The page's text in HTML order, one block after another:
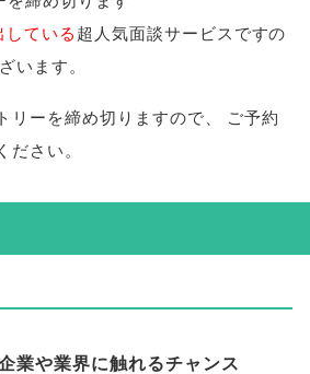
ている超人気面談サービスですの
います。
リーを締め切りますので
ご予約
ださい。
業や業界に触れるチャンス